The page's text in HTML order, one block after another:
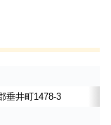
垂井町1478-3